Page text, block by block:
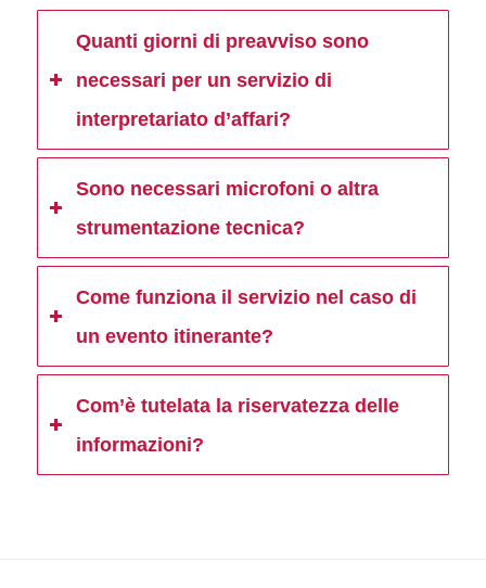
Quanti giorni di preavviso sono
necessari per un servizio di
interpretariato d’affari?
Sono necessari microfoni o altra
strumentazione tecnica?
Come funziona il servizio nel caso di
un evento itinerante?
Com’è tutelata la riservatezza delle
informazioni?